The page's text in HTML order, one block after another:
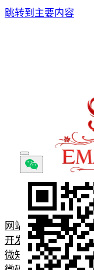
跳转到主要内容
网站首页
开发问题记录
微知识